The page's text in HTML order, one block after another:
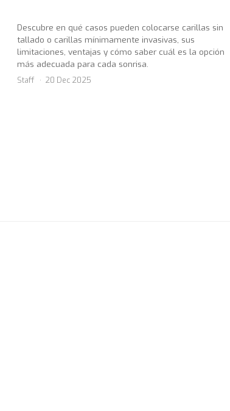
Descubre en qué casos pueden colocarse carillas sin
tallado o carillas mínimamente invasivas, sus
limitaciones, ventajas y cómo saber cuál es la opción
más adecuada para cada sonrisa.
Staff 20 Dec 2025